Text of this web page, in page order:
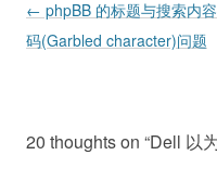
Post navigation
← phpBB 的标题与搜索内
码(Garbled character)问题
20 thoughts on “Dell 以